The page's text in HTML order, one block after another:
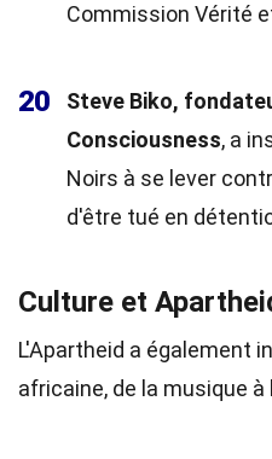
Commission Vérité
20
Steve Biko,
Consciousness, a
Noirs à se lever
d'être tué en
Culture et
L'Apartheid a également
africaine, de la musique